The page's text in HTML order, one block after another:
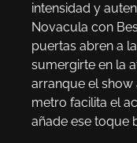
intensidad y
Novacula con
puertas abren a
sumergirte en la
arranque el show
metro facilita el
añade ese toque